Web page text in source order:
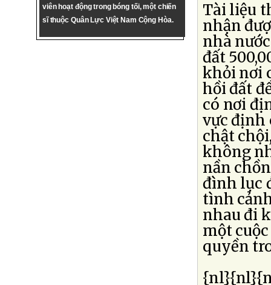
viên hoạt động trong bóng tối, một chiến
sĩ thuộc Quân Lực Việt Nam Cộng Hòa.
Tài liệu
nhận
nhà
đất
khỏi nơi
hồi đất
có nơi
vực định
chật
không
nần
đình lục
tình
nhau đi
một
quyền